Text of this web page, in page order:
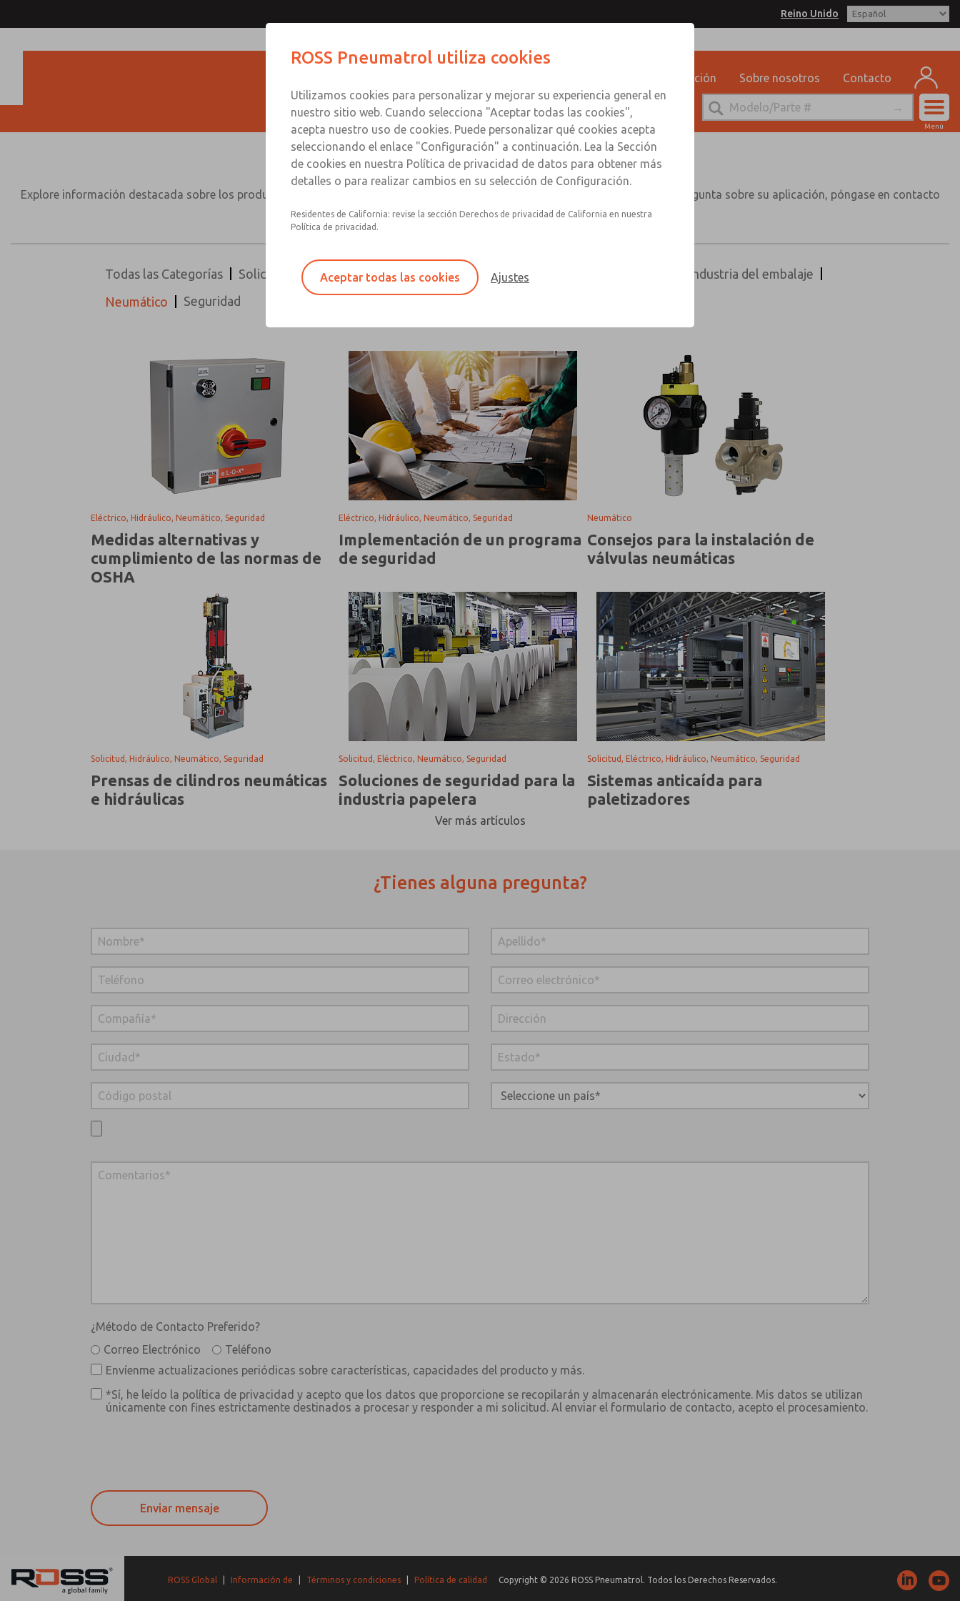
Reino Unido
Capacitación Sobre nosotros Contacto
Menú
Perspectivas de ROSS
Explore información destacada sobre los productos y soluciones de ROSS en distintos sectores y aplicaciones. Si tiene alguna pregunta sobre su aplicación, póngase en contacto
con nosotros mediante el formulario que aparece al final de la página.
Todas las Categorías Solicitud Proceso de diseño Control direccional
Industria del embalaje
Neumático
Seguridad
Eléctrico, Hidráulico, Neumático, Seguridad
Medidas alternativas y
cumplimiento de las normas de
OSHA
Eléctrico, Hidráulico, Neumático, Seguridad
Implementación de un programa
de seguridad
Neumático
Consejos para la instalación de
válvulas neumáticas
Solicitud, Hidráulico, Neumático, Seguridad
Prensas de cilindros neumáticas
e hidráulicas
Solicitud, Eléctrico, Neumático, Seguridad
Soluciones de seguridad para la
industria papelera
Solicitud, Eléctrico, Hidráulico, Neumático, Seguridad
Sistemas anticaída para
paletizadores
Ver más artículos
¿Tienes alguna pregunta?
¿Método de Contacto Preferido?
Correo Electrónico
Teléfono
Envíenme actualizaciones periódicas sobre características, capacidades del producto y más.
*Sí, he leído la política de privacidad y acepto que los datos que proporcione se recopilarán y almacenarán electrónicamente. Mis datos se utilizan
únicamente con fines estrictamente destinados a procesar y responder a mi solicitud. Al enviar el formulario de contacto, acepto el procesamiento.
ROSS Global Información de Términos y condiciones Política de calidad Copyright © 2026 ROSS Pneumatrol. Todos los Derechos Reservados.
ROSS Pneumatrol utiliza cookies
Utilizamos cookies para personalizar y mejorar su experiencia general en
nuestro sitio web. Cuando selecciona "Aceptar todas las cookies",
acepta nuestro uso de cookies. Puede personalizar qué cookies acepta
seleccionando el enlace "Configuración" a continuación. Lea la Sección
de cookies en nuestra Política de privacidad de datos para obtener más
detalles o para realizar cambios en su selección de Configuración.
Residentes de California: revise la sección Derechos de privacidad de California en nuestra
Política de privacidad.
Aceptar todas las cookies Ajustes